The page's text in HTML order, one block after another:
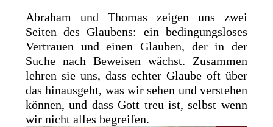
Abraham und Thomas zeigen uns zwei
Seiten des Glaubens: ein bedingungsloses
Vertrauen und einen Glauben, der in der
Suche nach Beweisen wächst. Zusammen
lehren sie uns, dass echter Glaube oft über
das hinausgeht, was wir sehen und verstehen
können, und dass Gott treu ist, selbst wenn
wir nicht alles begreifen.